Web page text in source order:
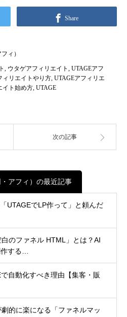
Share
ィ）
, ウタゲアフィリエイト , UTAGEアフ
ィリエイトやり方, UTAGEアフィリエ
イト始め方, UTAGE
次の記事
アフィ）の最近記事
UTAGEでLP作って」と頼んだ
白のファネル HTML」とは？AI
する…
自動化すべき理由【集客・販
的に楽になる「ファネルマッ